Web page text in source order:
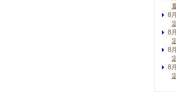
8
8
8
8